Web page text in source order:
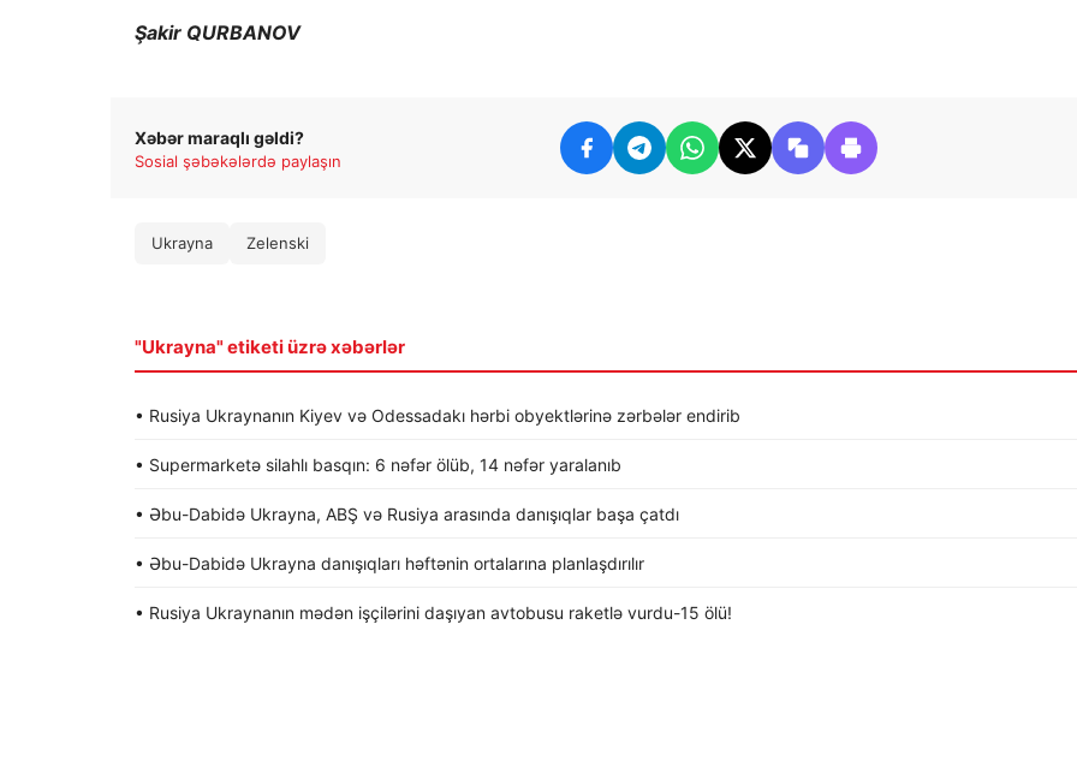
Şakir QURBANOV
Xəbər maraqlı gəldi?
Sosial şəbəkələrdə paylaşın
Ukrayna Zelenski
"Ukrayna" etiketi üzrə xəbərlər
• Rusiya Ukraynanın Kiyev və Odessadakı hərbi obyektlərinə zərbələr endirib
• Supermarketə silahlı basqın: 6 nəfər ölüb, 14 nəfər yaralanıb
• Əbu-Dabidə Ukrayna, ABŞ və Rusiya arasında danışıqlar başa çatdı
• Əbu-Dabidə Ukrayna danışıqları həftənin ortalarına planlaşdırılır
• Rusiya Ukraynanın mədən işçilərini daşıyan avtobusu raketlə vurdu-15 ölü!